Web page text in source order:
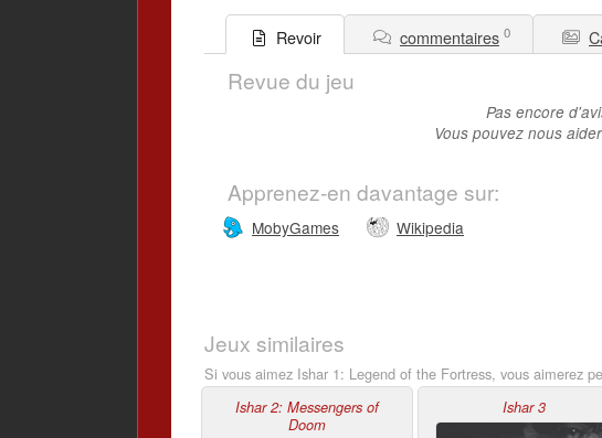
Revoir commentaires 0
Revue du jeu
Pas encore
Vous pouvez nous
Apprenez-en davantage sur:
MobyGames Wikipedia
Jeux similaires
Si vous aimez Ishar 1: Legend of the Fortress, vous aimerez
Ishar 2: Messengers of
Doom
Ishar 3